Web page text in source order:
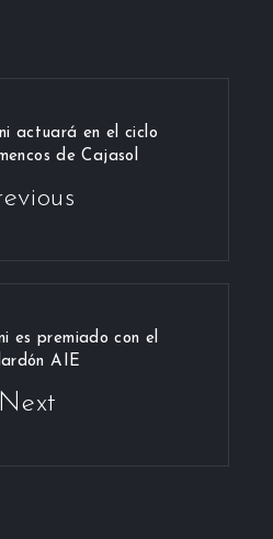
actuará en el ciclo
de Cajasol
es premiado con el
AIE
Next